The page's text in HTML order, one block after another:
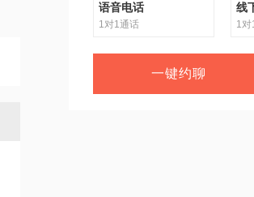
语音电话
1对1通话
线
1对
一键约聊